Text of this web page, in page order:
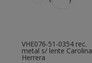
VHE076-51-0354 rec.
metal s/ lente Carolina
Herrera